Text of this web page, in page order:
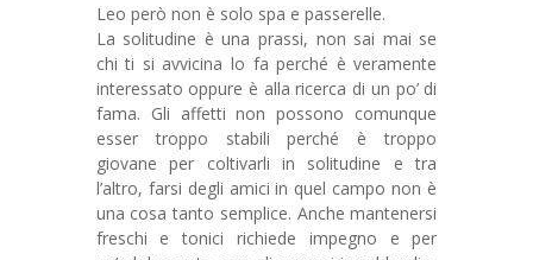
Leo però non è solo spa e passerelle.
La solitudine è una prassi, non sai mai se
chi ti si avvicina lo fa perché è veramente
interessato oppure è alla ricerca di un po’ di
fama. Gli affetti non possono comunque
esser troppo stabili perché è troppo
giovane per coltivarli in solitudine e tra
l’altro, farsi degli amici in quel campo non è
una cosa tanto semplice. Anche mantenersi
freschi e tonici richiede impegno e per